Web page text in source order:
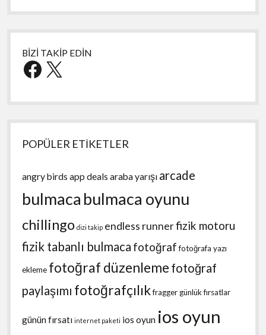
BİZİ TAKİP EDİN
Facebook
X
POPÜLER ETİKETLER
angry birds app deals araba yarışı arcade
bulmaca bulmaca oyunu
chillingo dizi takip endless runnerfizik motoru
fizik tabanlı bulmaca fotoğraf fotoğrafa yazı
ekleme fotoğraf düzenleme fotoğraf
paylaşımı fotoğrafçılıkfraggergünlük fırsatlar
günün fırsatı internet paketi ios oyun ios oyun